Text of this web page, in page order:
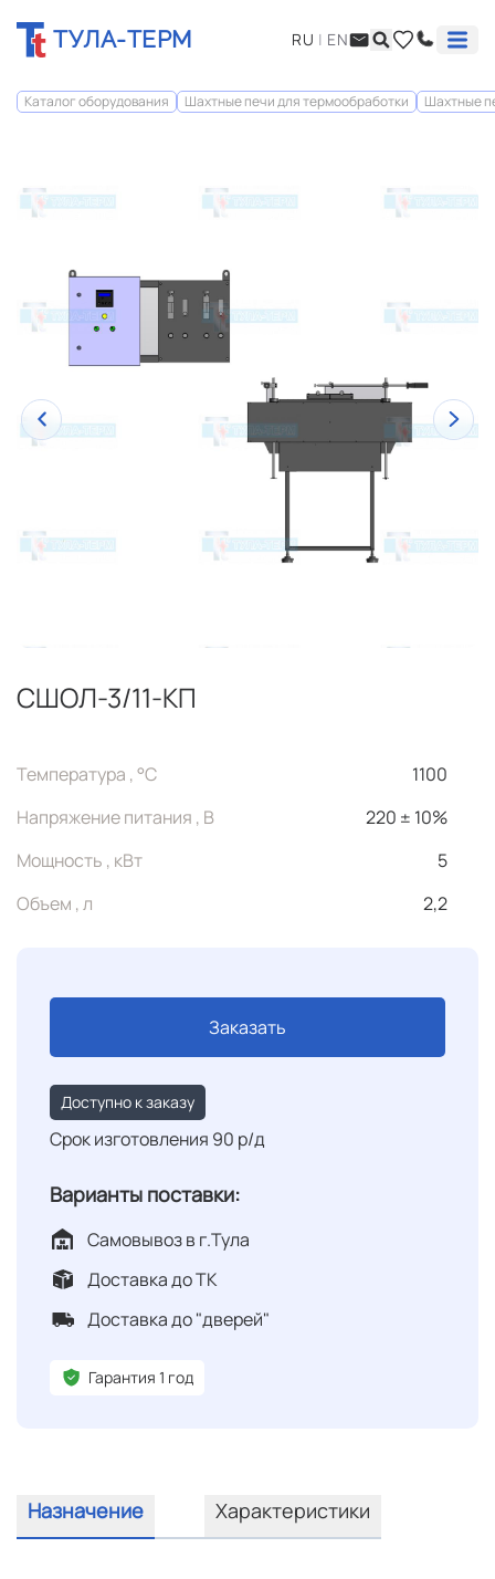
ТУЛА-ТЕРМ RU | EN
Каталог оборудования Шахтные печи для термообработки Шахтные
СШОЛ-3/11-КП
Температура , °C
1100
Напряжение питания , В
220 ± 10%
Мощность , кВт
5
Объем , л
2,2
Заказать
Доступно к заказу
Срок изготовления 90 р/д
Варианты поставки:
Самовывоз в г.Тула
Доставка до ТК
Доставка до "дверей"
Гарантия 1 год
Назначение Характеристики